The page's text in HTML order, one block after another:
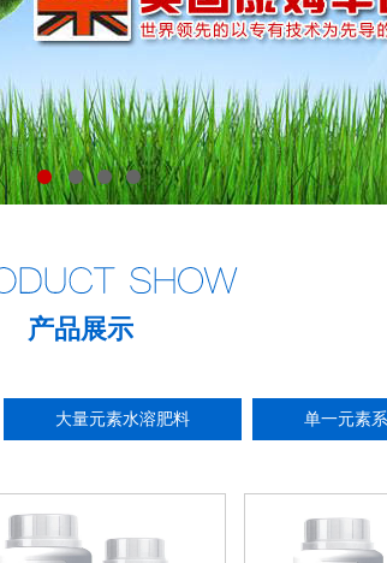
1 2 3 4
产品展示
大量元素水溶肥料 单一元素